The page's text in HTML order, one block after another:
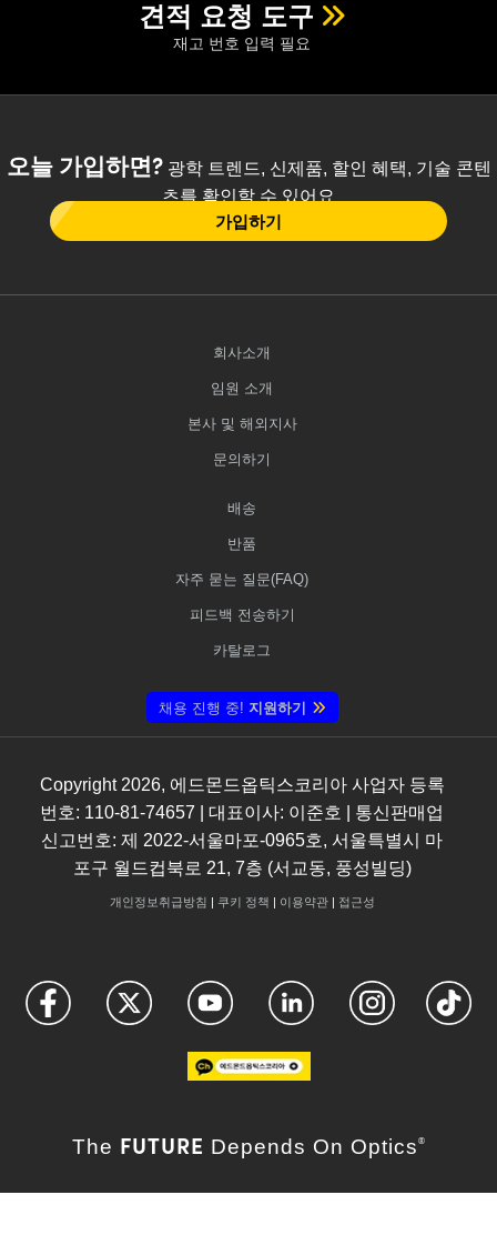
견적 요청 도구
재고 번호 입력 필요
오늘 가입하면?광학 트렌드, 신제품, 할인 혜택, 기술 콘텐
츠를 확인할 수 있어요
가입하기
회사소개
임원 소개
본사 및 해외지사
문의하기
배송
반품
자주 묻는 질문(FAQ)
피드백 전송하기
카탈로그
채용 진행 중! 지원하기
Copyright 2026, 에드몬드옵틱스코리아 사업자 등록
번호: 110-81-74657 | 대표이사: 이준호 | 통신판매업
신고번호: 제 2022-서울마포-0965호, 서울특별시 마
포구 월드컵북로 21, 7층 (서교동, 풍성빌딩)
개인정보취급방침 쿠키 정책 이용약관| 접근성
The FUTURE Depends On Optics ®